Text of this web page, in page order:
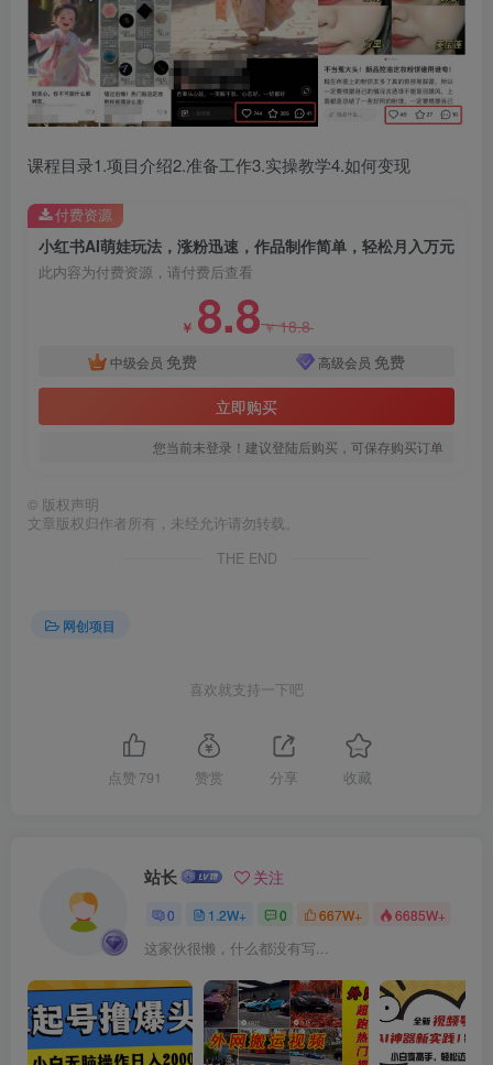
课程目录1.项目介绍2.准备工作3.实操教学4.如何变现
小红书AI萌娃玩法，涨粉迅速，作品制作简单，轻松月入万元
此内容为付费资源，请付费后查看
￥ 8.8￥18.8
中级会员 免费 高级会员 免费
立即购买
您当前未登录！建议登陆后购买，可保存购买订单
付费资源
© 版权声明
文章版权归作者所有，未经允许请勿转载。
THE END
网创项目
喜欢就支持一下吧
点赞 791 赞赏 分享 收藏
站长 关注
0 1.2W+ 0 667W+ 6685W+
这家伙很懒，什么都没有写...